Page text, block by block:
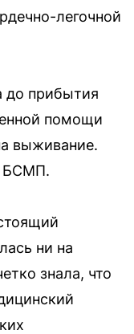
легочной
до прибытия
помощи
выживание.
БСМП.
ни на
знала, что